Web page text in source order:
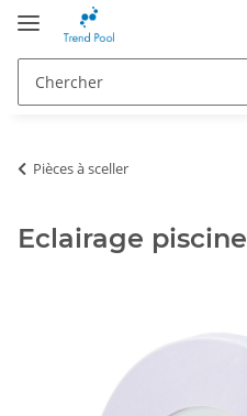
Pièces à sceller
Eclairage piscine